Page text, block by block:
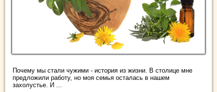
Почему мы стали чужими - история из жизни. В столице мне
предложили работу, но моя семья осталась в нашем
захолустье. И ...